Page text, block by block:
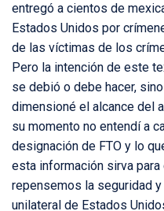
entregó a cientos de
Estados Unidos por
de las víctimas de los
Pero la intención de este
se debió o debe hacer,
dimensioné el alcance del
su momento no entendí a
designación de FTO y lo
esta información sirva
repensemos la seguridad
unilateral de Estados